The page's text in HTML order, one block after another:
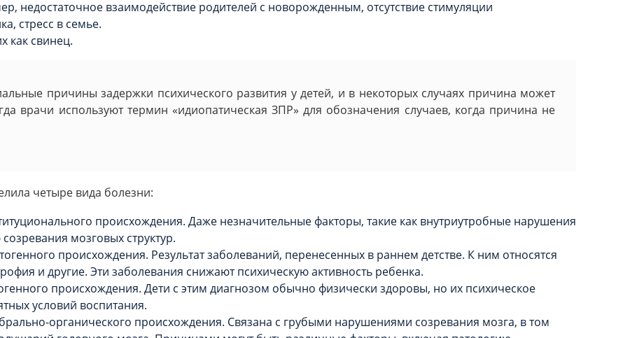
недостаточное взаимодействие родителей с новорожденным, отсутствие стимуляции
стресс в семье.
как свинец.
причины задержки психического развития у детей, и в некоторых случаях причина может
врачи используют термин «идиопатическая ЗПР» для обозначения случаев, когда причина не
четыре вида болезни:
происхождения. Даже незначительные факторы, такие как внутриутробные нарушения
мозговых структур.
происхождения. Результат заболеваний, перенесенных в раннем детстве. К ним относятся
и другие. Эти заболевания снижают психическую активность ребенка.
происхождения. Дети с этим диагнозом обычно физически здоровы, но их психическое
условий воспитания.
органического происхождения. Связана с грубыми нарушениями созревания мозга, в том